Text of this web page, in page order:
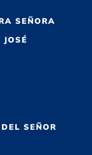
SEÑORA
SEÑOR